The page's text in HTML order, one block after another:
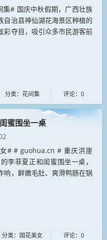
# 国庆中秋假期，广西壮族
自治县神仙湖花海景区种植的
彩夺目，吸引众多市民游客前
分类：花间集 评论：0
蜜围坐一桌
# # guohua.cn # 重庆洪崖
李菲夏正和闺蜜围坐一桌，
响，鲜嫩毛肚、爽滑鸭肠在锅
分类：国花美女 评论：0